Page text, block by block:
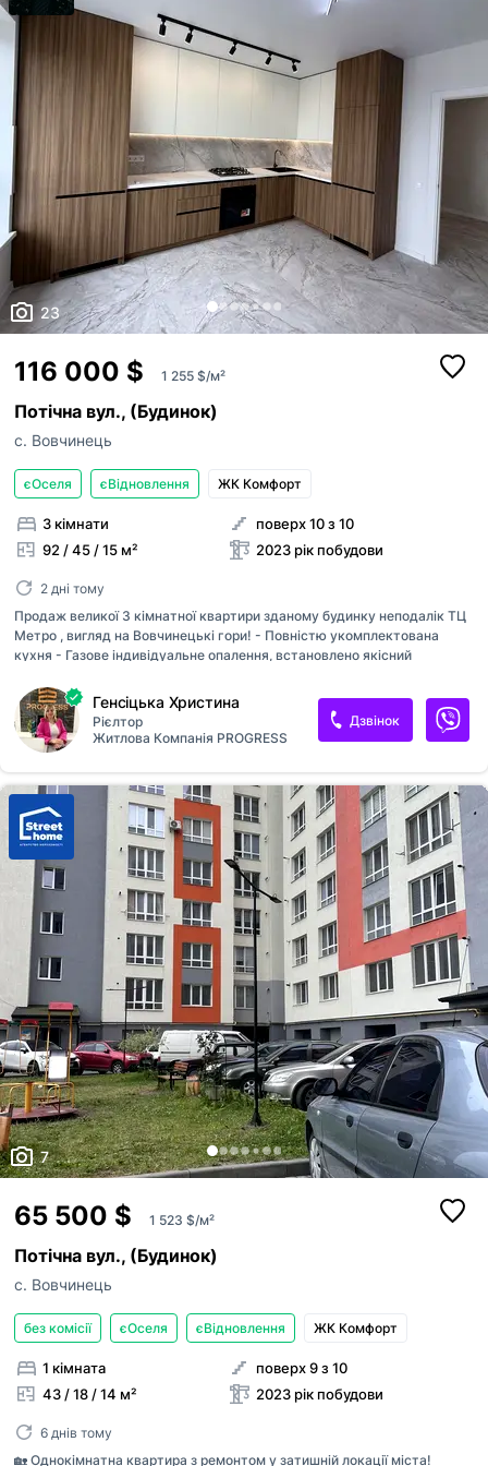
23
116 000 $ 1 255 $/м²
Потічна вул., (Будинок)
с. Вовчинець
єОселя єВідновлення ЖК Комфорт
3 кімнати
92 / 45 / 15 м²
поверх 10 з 10
2023 рік побудови
2 дні тому
Продаж великої 3 кімнатної квартири зданому будинку неподалік ТЦ
Метро , вигляд на Вовчинецькі гори! - Повністю укомплектована
кухня - Газове індивідуальне опалення, встановлено якісний
роздільні санвузли Закритий внутрішній двір, великий гостьовий
паркінг для авто. Вся необхідна інфраструктура поруч- ссдочок,
школа.
Генсіцька Христина
Рієлтор
Житлова Компанія PROGRESS
Дзвінок
7
65 500 $ 1 523 $/м²
Потічна вул., (Будинок)
с. Вовчинець
без комісії єОселя єВідновлення ЖК Комфорт
1 кімната
43 / 18 / 14 м²
поверх 9 з 10
2023 рік побудови
6 днів тому
🏡 Однокімнатна квартира з ремонтом у затишній локації міста!